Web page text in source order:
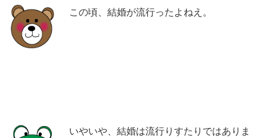
この頃、結婚が流行ったよねえ。
いやいや、結婚は流行りすたりではありま